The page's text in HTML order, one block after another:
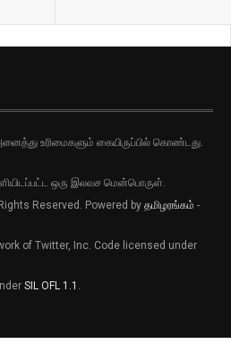
உரிமைகளும் கையிருப்பில் கொண்டது.
ஒரு இலவச மென்பொருள்.
Reserved. Powered by தமிழரங்கம் -
of Twitter, Inc. Code licensed under
SIL OFL 1.1 .